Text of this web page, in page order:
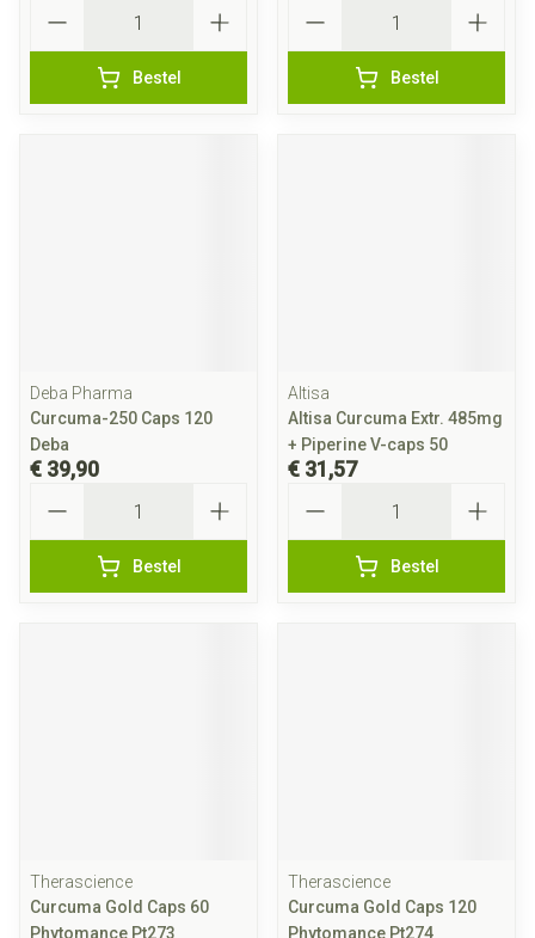
Bestel Bestel
Deba Pharma
Curcuma-250 Caps 120
Deba
€ 39,90
Bestel
Altisa
Altisa Curcuma Extr. 485mg
+ Piperine V-caps 50
€ 31,57
Bestel
Therascience
Curcuma Gold Caps 60
Phytomance Pt273
Therascience
Curcuma Gold Caps 120
Phytomance Pt274